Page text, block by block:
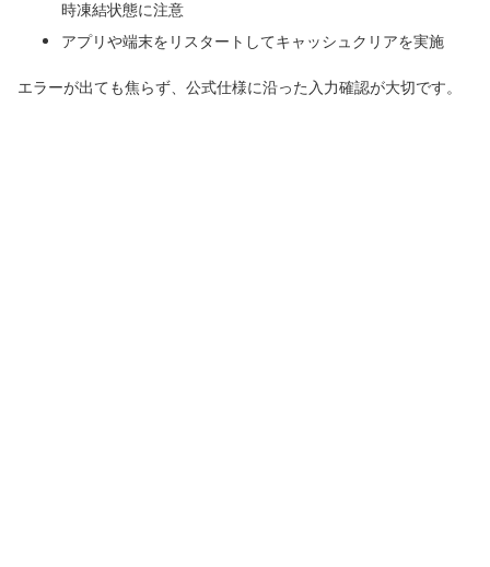
時凍結状態に注意
アプリや端末をリスタートしてキャッシュクリアを実施
エラーが出ても焦らず、公式仕様に沿った入力確認が大切です。